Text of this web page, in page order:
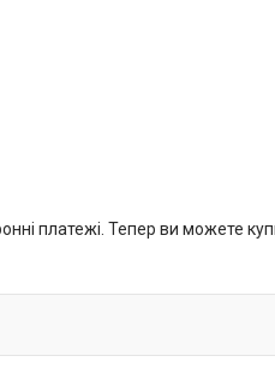
платежі. Тепер ви можете